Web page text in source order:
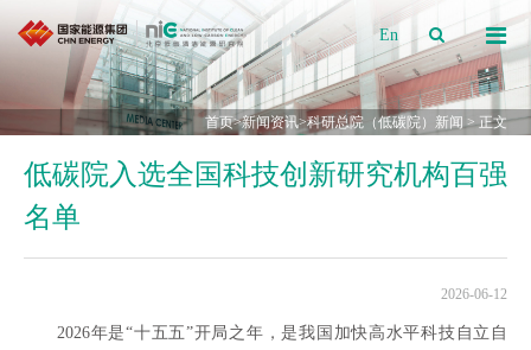
En
首页>新闻资讯>科研总院（低碳院）新闻 > 正文
低碳院入选全国科技创新研究机构百强
名单
2026-06-12
2026年是“十五五”开局之年，是我国加快高水平科技自立自